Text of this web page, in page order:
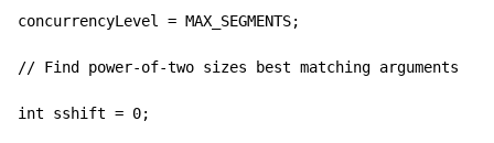
concurrencyLevel = MAX_SEGMENTS;
// Find power-of-two sizes best matching arguments
int sshift = 0;